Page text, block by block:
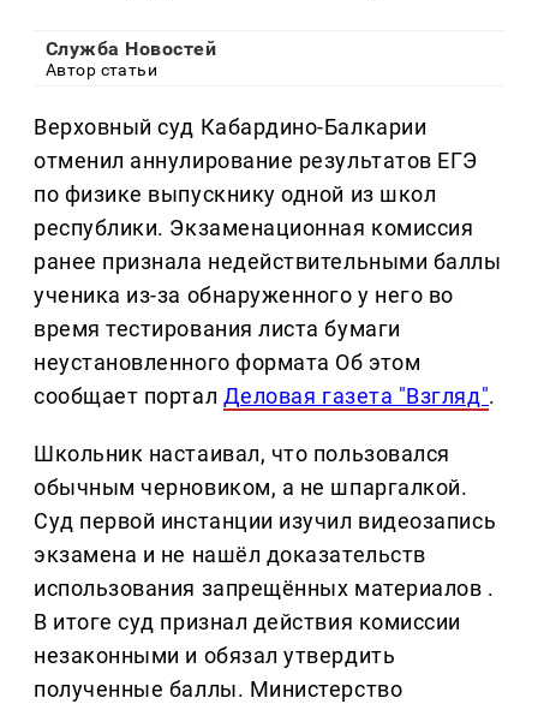
Служба Новостей
Автор статьи
Верховный суд Кабардино-Балкарии
отменил аннулирование результатов ЕГЭ
по физике выпускнику одной из школ
республики. Экзаменационная комиссия
ранее признала недействительными баллы
ученика из-за обнаруженного у него во
время тестирования листа бумаги
неустановленного формата Об этом
сообщает портал Деловая газета "Взгляд".
Школьник настаивал, что пользовался
обычным черновиком, а не шпаргалкой.
Суд первой инстанции изучил видеозапись
экзамена и не нашёл доказательств
использования запрещённых материалов .
В итоге суд признал действия комиссии
незаконными и обязал утвердить
полученные баллы. Министерство